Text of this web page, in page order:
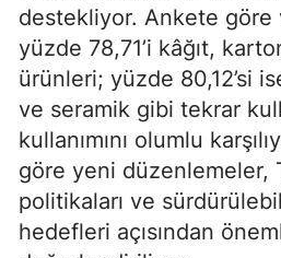
destekliyor. Ankete göre
yüzde 78,71’i kâğıt,
ürünleri; yüzde 80,12’si
ve seramik gibi tekrar
kullanımını olumlu
göre yeni düzenlemeler,
politikaları ve
hedefleri açısından